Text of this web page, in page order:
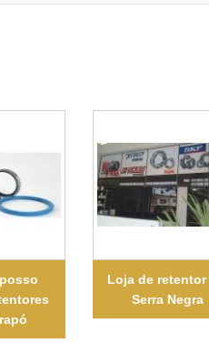
Loja de retentor
Serra Negra